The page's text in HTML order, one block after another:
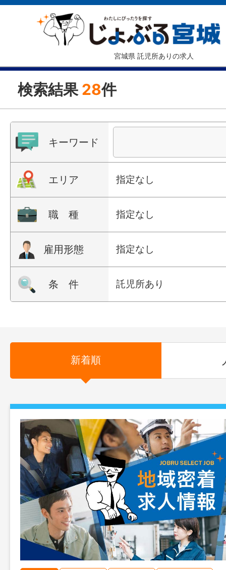
宮城県 託児所ありの求人
検索結果 28件
キーワード
エリア 指定なし
職 種 指定なし
雇用形態 指定なし
条 件 託児所あり
新着順